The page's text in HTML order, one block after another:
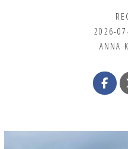
2026-
ANNA